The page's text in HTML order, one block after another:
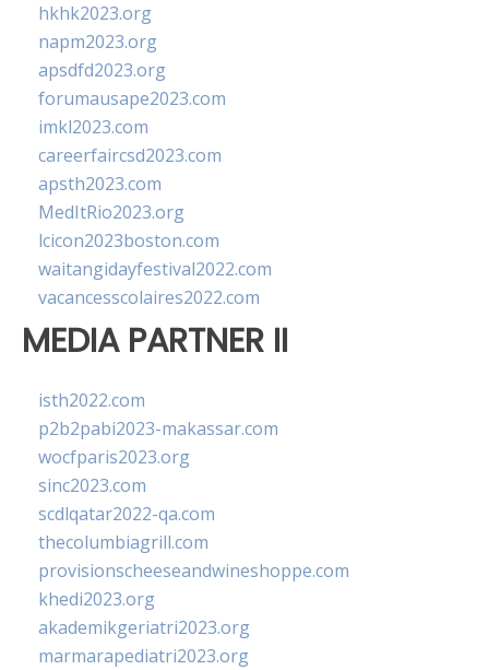
hkhk2023.org
napm2023.org
apsdfd2023.org
forumausape2023.com
imkl2023.com
careerfaircsd2023.com
apsth2023.com
MedItRio2023.org
lcicon2023boston.com
waitangidayfestival2022.com
vacancesscolaires2022.com
MEDIA PARTNER II
isth2022.com
p2b2pabi2023-makassar.com
wocfparis2023.org
sinc2023.com
scdlqatar2022-qa.com
thecolumbiagrill.com
provisionscheeseandwineshoppe.com
khedi2023.org
akademikgeriatri2023.org
marmarapediatri2023.org